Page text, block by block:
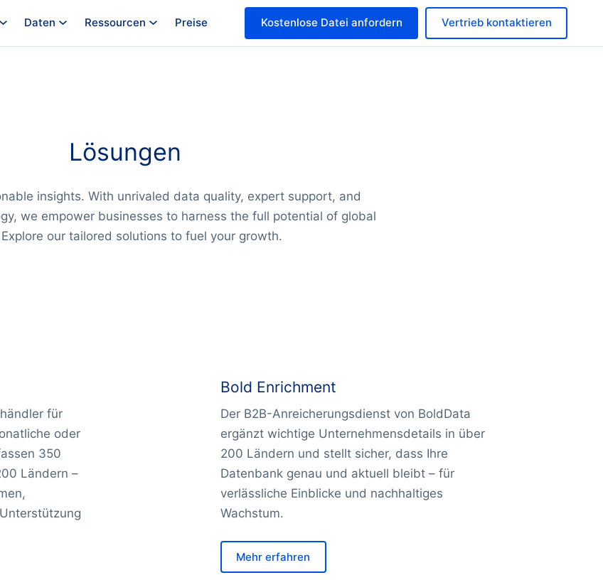
Daten Ressourcen Preise Vertrieb kontaktieren
Kostenlose Datei anfordern
Lösungen
insights. With unrivaled data quality, expert support, and
we empower businesses to harness the full potential of global
our tailored solutions to fuel your growth.
für
oder
350
Ländern –
Bold Enrichment
Der B2B-Anreicherungsdienst von BoldData
ergänzt wichtige Unternehmensdetails in über
200 Ländern und stellt sicher, dass Ihre
Datenbank genau und aktuell bleibt – für
verlässliche Einblicke und nachhaltiges
Wachstum.
Mehr erfahren